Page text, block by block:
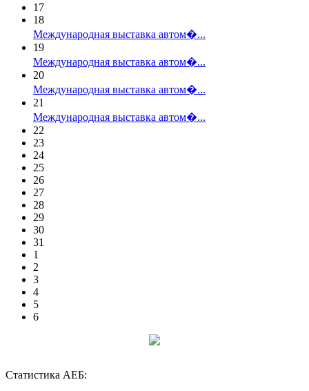
17
18
Международная выставка автом�...
19
Международная выставка автом�...
20
Международная выставка автом�...
21
Международная выставка автом�...
22
23
24
25
26
27
28
29
30
31
1
2
3
4
5
6
Статистика АЕБ: